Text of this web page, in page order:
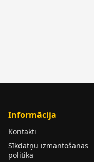
Informācija
Kontakti
Sīkdatņu izmantošanas
politika